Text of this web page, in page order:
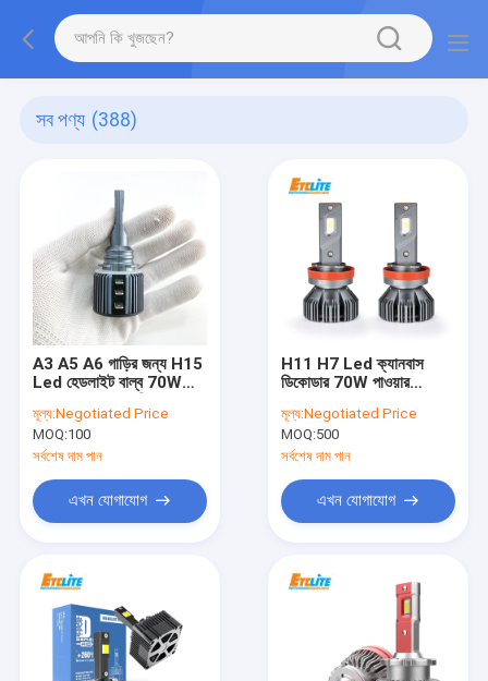
সব পণ্য (388)
A3 A5 A6 গাড়ির জন্য H15
Led হেডলাইট বাল্ব 70W
ওয়্যারলেস কার হেডলাইট
মূল্য:Negotiated Price
MOQ:100
সর্বশেষ দাম পান
এখন যোগাযোগ
H11 H7 Led ক্যানবাস
ডিকোডার 70W পাওয়ার
মূল্য:Negotiated Price
MOQ:500
সর্বশেষ দাম পান
এখন যোগাযোগ